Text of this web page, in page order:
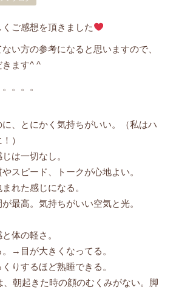
ご感想を頂きました
い方の参考になると思いますので、
きます^ ^
。。。
に、とにかく気持ちがいい。（私はハ
）
は一切なし。
スピード、トークが心地よい。
れた感じになる。
最高。気持ちがいい空気と光。
体の軽さ。
。→目が大きくなってる。
りするほど熟睡できる。
、朝起きた時の顔のむくみがない。脚